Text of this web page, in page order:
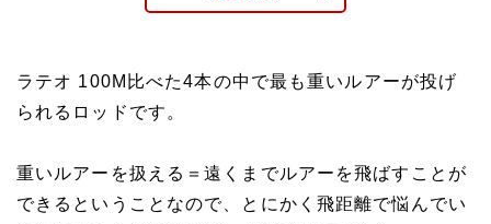
ラテオ 100M比べた4本の中で最も重いルアーが投げ
られるロッドです。
重いルアーを扱える＝遠くまでルアーを飛ばすことが
できるということなので、とにかく飛距離で悩んでい